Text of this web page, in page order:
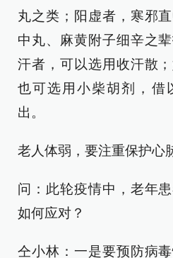
丸之类；阳虚者，寒邪
中丸、麻黄附子细辛之
汗者，可以选用收汗散
也可选用小柴胡剂，借
出。
老人体弱，要注重保护心
问：此轮疫情中，老年
如何应对？
仝小林：一是要预防病